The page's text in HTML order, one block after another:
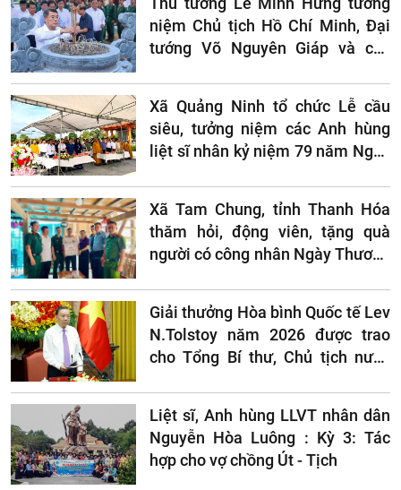
niệm Chủ tịch Hồ Chí Minh, Đại
tướng Võ Nguyên Giáp và các
Xã Quảng Ninh tổ chức Lễ cầu
siêu, tưởng niệm các Anh hùng
liệt sĩ nhân kỷ niệm 79 năm Ngày
Xã Tam Chung, tỉnh Thanh Hóa
thăm hỏi, động viên, tặng quà
người có công nhân Ngày Thương
Giải thưởng Hòa bình Quốc tế Lev
N.Tolstoy năm 2026 được trao
cho Tổng Bí thư, Chủ tịch nước
Liệt sĩ, Anh hùng LLVT nhân dân
Nguyễn Hòa Luông : Kỳ 3: Tác
hợp cho vợ chồng Út - Tịch